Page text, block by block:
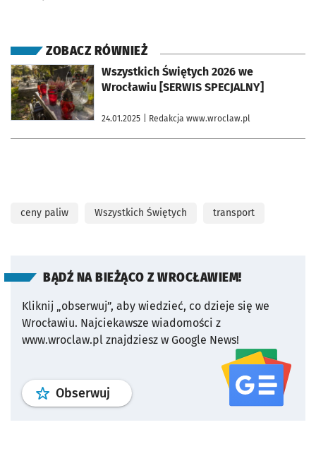
ZOBACZ RÓWNIEŻ
Wszystkich Świętych 2026 we
Wrocławiu [SERWIS SPECJALNY]
24.01.2025 | Redakcja www.wroclaw.pl
otworzy się w nowej karcie
ceny paliw Wszystkich Świętych transport
BĄDŹ NA BIEŻĄCO Z WROCŁAWIEM!
Kliknij „obserwuj”, aby wiedzieć, co dzieje się we
Wrocławiu. Najciekawsze wiadomości z
www.wroclaw.pl znajdziesz w Google News!
Obserwuj profil serwisu